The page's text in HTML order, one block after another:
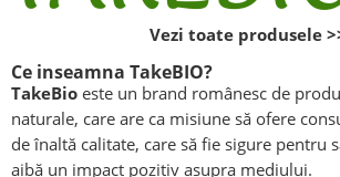
Vezi toate produsele
Ce inseamna TakeBIO?
TakeBio este un brand românesc de
naturale, care are ca misiune să ofere
de înaltă calitate, care să fie sigure pentru
aibă un impact pozitiv asupra mediului.